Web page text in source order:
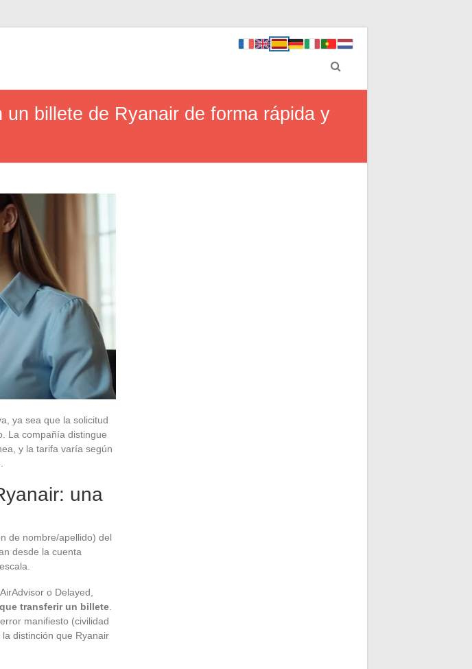
billete de Ryanair de forma rápida y
ya sea que la solicitud
La compañía distingue
y la tarifa varía según
una
de nombre/apellido) del
desde la cuenta
o Delayed,
transferir un billete
manifiesto (civilidad
distinción que Ryanair